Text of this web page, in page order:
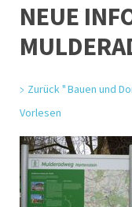
NEUE
Zurück " Bauen und
Vorlesen